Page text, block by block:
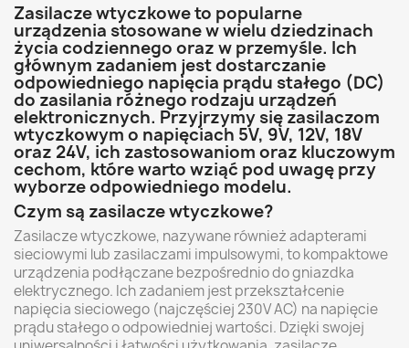
Zasilacze wtyczkowe to popularne
urządzenia stosowane w wielu dziedzinach
życia codziennego oraz w przemyśle. Ich
głównym zadaniem jest dostarczanie
odpowiedniego napięcia prądu stałego (DC)
do zasilania różnego rodzaju urządzeń
elektronicznych. Przyjrzymy się zasilaczom
wtyczkowym o napięciach 5V, 9V, 12V, 18V
oraz 24V, ich zastosowaniom oraz kluczowym
cechom, które warto wziąć pod uwagę przy
wyborze odpowiedniego modelu.
Czym są zasilacze wtyczkowe?
Zasilacze wtyczkowe, nazywane również adapterami
sieciowymi lub zasilaczami impulsowymi, to kompaktowe
urządzenia podłączane bezpośrednio do gniazdka
elektrycznego. Ich zadaniem jest przekształcenie
napięcia sieciowego (najczęściej 230V AC) na napięcie
prądu stałego o odpowiedniej wartości. Dzięki swojej